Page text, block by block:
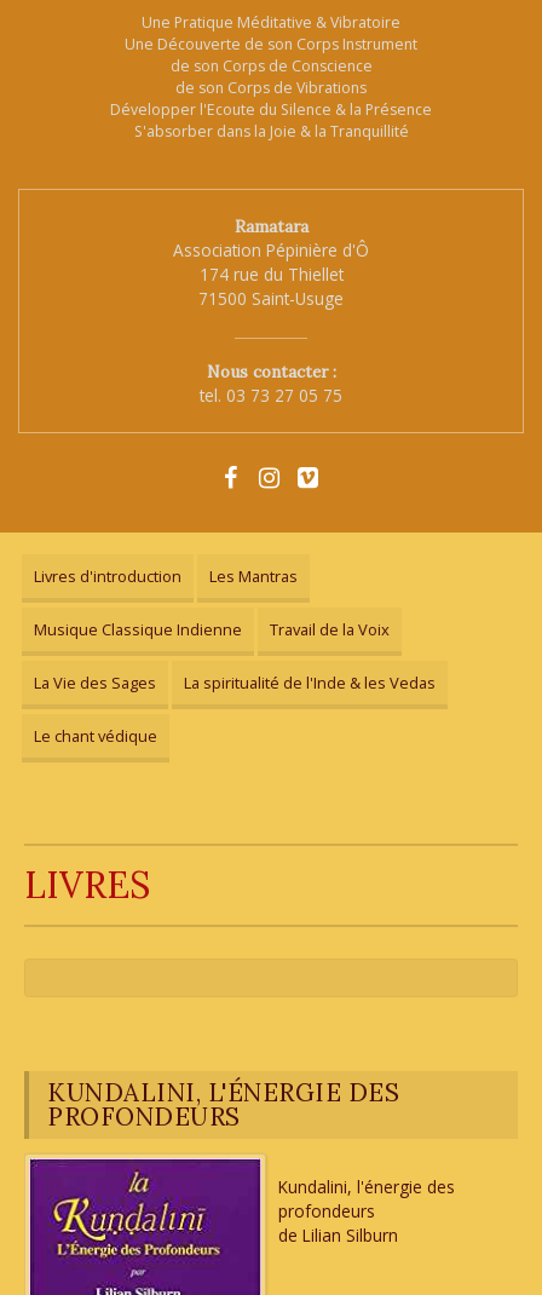
Une Pratique Méditative & Vibratoire
Une Découverte de son Corps Instrument
de son Corps de Conscience
de son Corps de Vibrations
Développer l'Ecoute du Silence & la Présence
S'absorber dans la Joie & la Tranquillité
Ramatara
Association Pépinière d'Ô
174 rue du Thiellet
71500 Saint-Usuge
Nous contacter :
tel. 03 73 27 05 75
Livres d'introduction Les Mantras
Musique Classique Indienne Travail de la Voix
La Vie des Sages La spiritualité de l'Inde & les Vedas
Le chant védique
LIVRES
KUNDALINI, L'ÉNERGIE DES
PROFONDEURS
Kundalini, l'énergie des
profondeurs
de Lilian Silburn